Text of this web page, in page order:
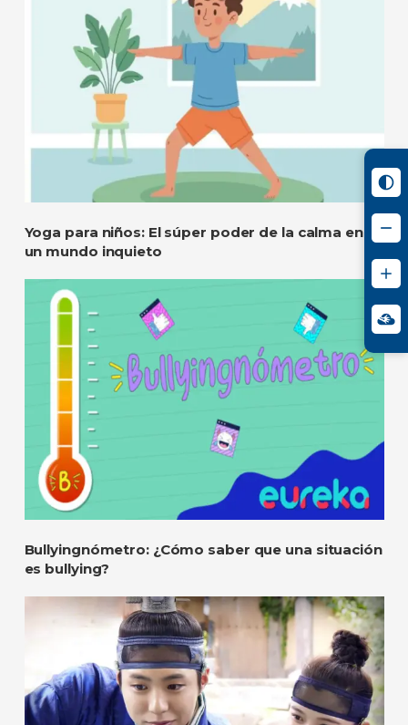
Yoga para niños: El súper poder de la calma en
un mundo inquieto
Bullyingnómetro: ¿Cómo saber que una situación
es bullying?